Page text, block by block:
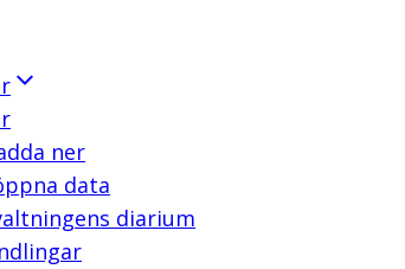
ner
data
diarium